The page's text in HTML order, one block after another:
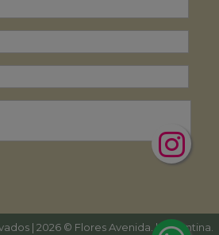
| 2026 © Flores Avenida. | Argentina.